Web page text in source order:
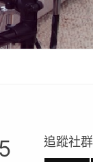
追蹤社